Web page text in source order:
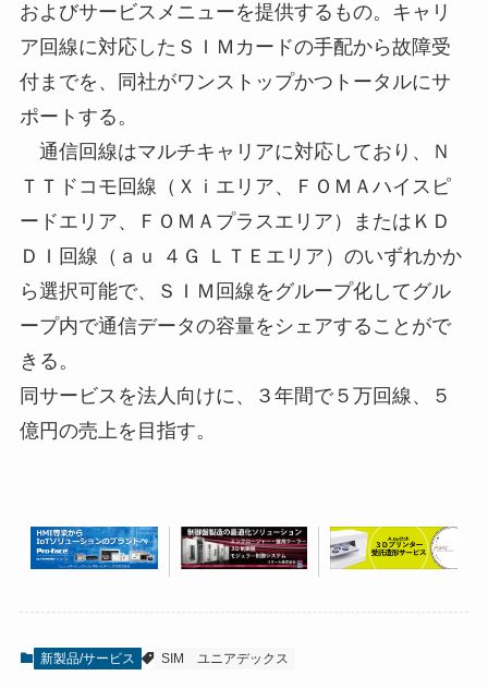
およびサービスメニューを提供するもの。キャリ
ア回線に対応したＳＩＭカードの手配から故障受
付までを、同社がワンストップかつトータルにサ
ポートする。
通信回線はマルチキャリアに対応しており、Ｎ
ＴＴドコモ回線（Ｘｉエリア、ＦＯＭＡハイスピ
ードエリア、ＦＯＭＡプラスエリア）またはＫＤ
ＤＩ回線（ａｕ ４Ｇ ＬＴＥエリア）のいずれかか
ら選択可能で、ＳＩＭ回線をグループ化してグル
ープ内で通信データの容量をシェアすることがで
きる。
同サービスを法人向けに、３年間で５万回線、５
億円の売上を目指す。
新製品/サービス SIM ユニアデックス